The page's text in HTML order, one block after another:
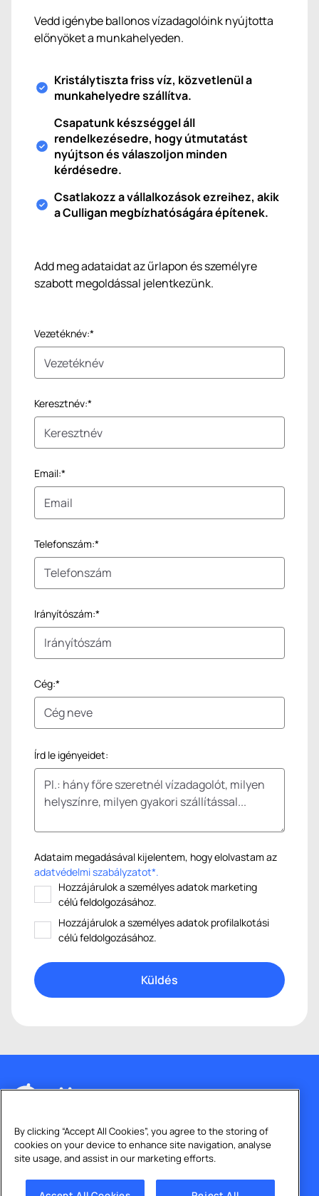
Vedd igénybe ballonos vízadagolóink nyújtotta
előnyöket a munkahelyeden.
Kristálytiszta friss víz, közvetlenül a
munkahelyedre szállítva.
Csapatunk készséggel áll
rendelkezésedre, hogy útmutatást
nyújtson és válaszoljon minden
kérdésedre.
Csatlakozz a vállalkozások ezreihez, akik
a Culligan megbízhatóságára építenek.
Add meg adataidat az űrlapon és személyre
szabott megoldással jelentkezünk.
Vezetéknév:*
Keresztnév:*
Email:*
Telefonszám:*
Irányítószám:*
Cég:*
Írd le igényeidet:
Adataim megadásával kijelentem, hogy elolvastam az
adatvédelmi szabályzatot*.
Hozzájárulok a személyes adatok marketing
célú feldolgozásához.
Hozzájárulok a személyes adatok profilalkotási
célú feldolgozásához.
By clicking “Accept All Cookies”, you agree to the storing of
cookies on your device to enhance site navigation, analyse
site usage, and assist in our marketing efforts.